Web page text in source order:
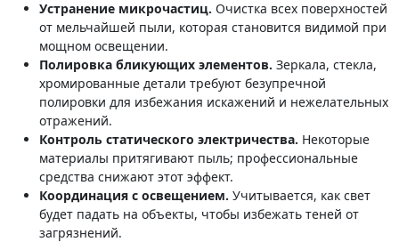
Устранение микрочастиц. Очистка всех поверхностей
от мельчайшей пыли, которая становится видимой при
мощном освещении.
Полировка бликующих элементов. Зеркала, стекла,
хромированные детали требуют безупречной
полировки для избежания искажений и нежелательных
отражений.
Контроль статического электричества. Некоторые
материалы притягивают пыль; профессиональные
средства снижают этот эффект.
Координация с освещением. Учитывается, как свет
будет падать на объекты, чтобы избежать теней от
загрязнений.